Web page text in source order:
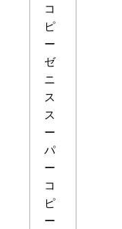
コ
ピ
ー
ゼ
ニ
ス
ス
ー
パ
ー
コ
ピ
ー